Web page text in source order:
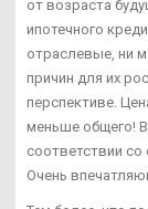
от возраста
ипотечного
отраслевые, ни
причин для их
перспективе.
меньше общего!
соответствии со
Очень